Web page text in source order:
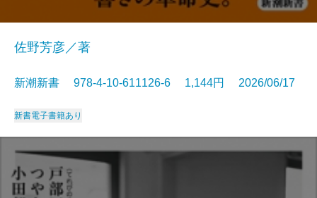
佐野芳彦／著
新潮新書 978-4-10-611126-6 1,144円 2026/06/17
新書電子書籍あり